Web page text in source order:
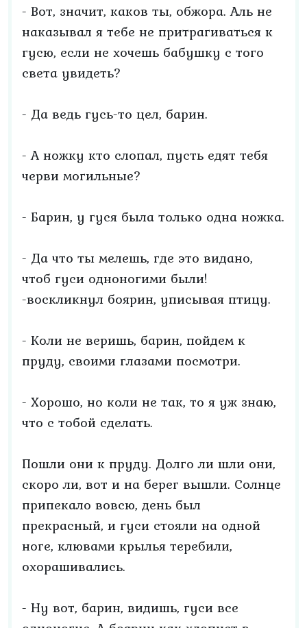
- Вот, значит, каков ты, обжора. Аль не
наказывал я тебе не притрагиваться к
гусю, если не хочешь бабушку с того
света увидеть?
- Да ведь гусь-то цел, барин.
- А ножку кто слопал, пусть едят тебя
черви могильные?
- Барин, у гуся была только одна ножка.
- Да что ты мелешь, где это видано,
чтоб гуси одноногими были!
-воскликнул боярин, уписывая птицу.
- Коли не веришь, барин, пойдем к
пруду, своими глазами посмотри.
- Хорошо, но коли не так, то я уж знаю,
что с тобой сделать.
Пошли они к пруду. Долго ли шли они,
скоро ли, вот и на берег вышли. Солнце
припекало вовсю, день был
прекрасный, и гуси стояли на одной
ноге, клювами крылья теребили,
охорашивались.
- Ну вот, барин, видишь, гуси все